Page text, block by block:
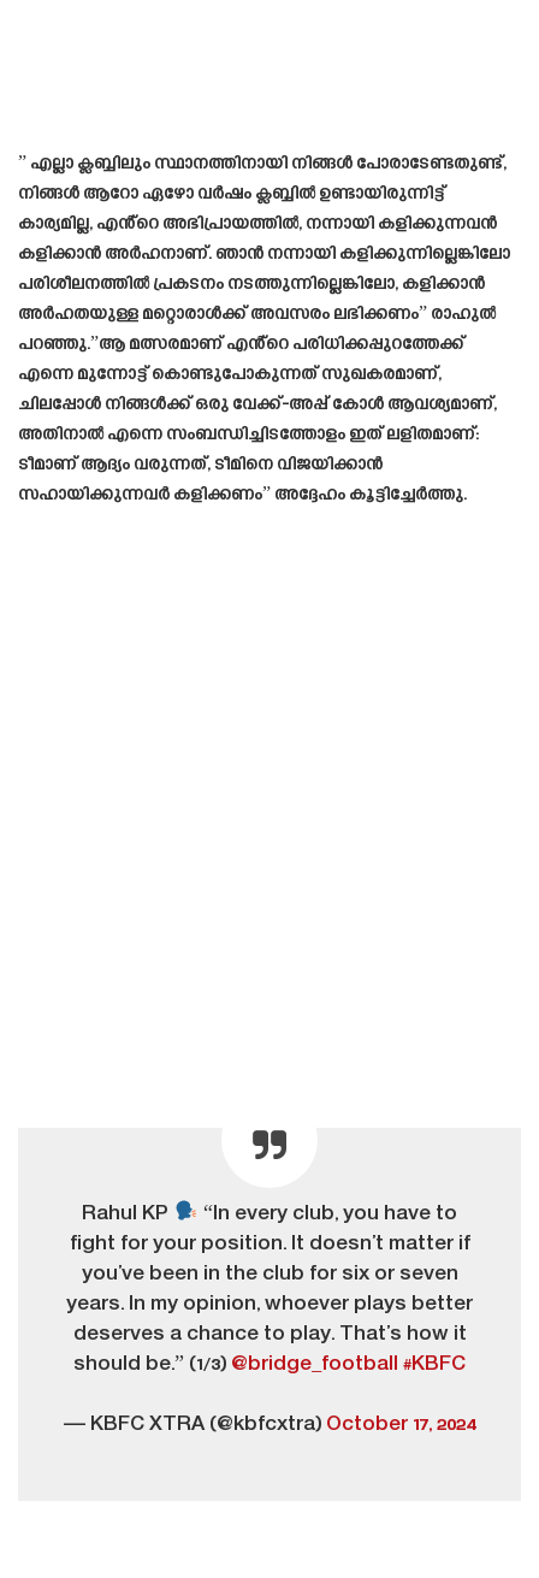
” എല്ലാ ക്ലബ്ബിലും സ്ഥാനത്തിനായി നിങ്ങൾ പോരാടേണ്ടതുണ്ട്,
നിങ്ങൾ ആറോ ഏഴോ വർഷം ക്ലബ്ബിൽ ഉണ്ടായിരുന്നിട്ട്
കാര്യമില്ല, എൻ്റെ അഭിപ്രായത്തിൽ, നന്നായി കളിക്കുന്നവൻ
കളിക്കാൻ അർഹനാണ്. ഞാൻ നന്നായി കളിക്കുന്നില്ലെങ്കിലോ
പരിശീലനത്തിൽ പ്രകടനം നടത്തുന്നില്ലെങ്കിലോ, കളിക്കാൻ
അർഹതയുള്ള മറ്റൊരാൾക്ക് അവസരം ലഭിക്കണം” രാഹുൽ
പറഞ്ഞു.”ആ മത്സരമാണ് എൻ്റെ പരിധിക്കപ്പുറത്തേക്ക്
എന്നെ മുന്നോട്ട് കൊണ്ടുപോകുന്നത് സുഖകരമാണ്,
ചിലപ്പോൾ നിങ്ങൾക്ക് ഒരു വേക്ക്-അപ്പ് കോൾ ആവശ്യമാണ്,
അതിനാൽ എന്നെ സംബന്ധിച്ചിടത്തോളം ഇത് ലളിതമാണ്:
ടീമാണ് ആദ്യം വരുന്നത്, ടീമിനെ വിജയിക്കാൻ
സഹായിക്കുന്നവർ കളിക്കണം” അദ്ദേഹം കൂട്ടിച്ചേർത്തു.
Rahul KP
“In every club, you have to
fight for your position. It doesn’t matter if
you’ve been in the club for six or seven
years. In my opinion, whoever plays better
deserves a chance to play. That’s how it
should be.” (1/3) @bridge_football #KBFC
— KBFC XTRA (@kbfcxtra) October 17, 2024